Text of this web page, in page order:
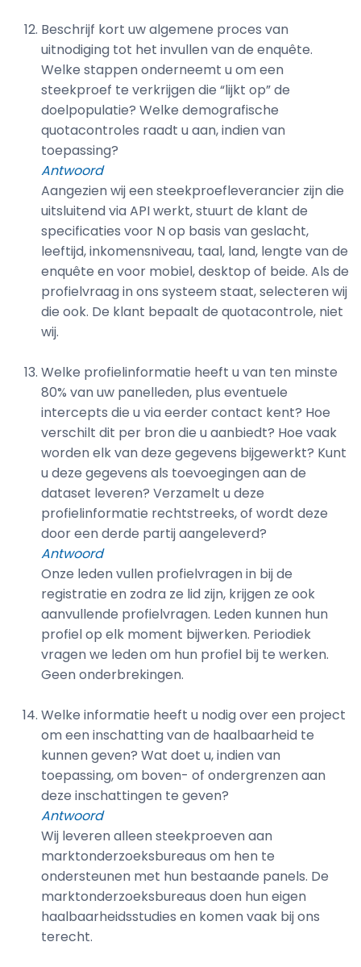
Beschrijf kort uw algemene proces van
uitnodiging tot het invullen van de enquête.
Welke stappen onderneemt u om een
steekproef te verkrijgen die “lijkt op” de
doelpopulatie? Welke demografische
quotacontroles raadt u aan, indien van
toepassing?
Antwoord
Aangezien wij een steekproefleverancier zijn die
uitsluitend via API werkt, stuurt de klant de
specificaties voor N op basis van geslacht,
leeftijd, inkomensniveau, taal, land, lengte van de
enquête en voor mobiel, desktop of beide. Als de
profielvraag in ons systeem staat, selecteren wij
die ook. De klant bepaalt de quotacontrole, niet
wij.
Welke profielinformatie heeft u van ten minste
80% van uw panelleden, plus eventuele
intercepts die u via eerder contact kent? Hoe
verschilt dit per bron die u aanbiedt? Hoe vaak
worden elk van deze gegevens bijgewerkt? Kunt
u deze gegevens als toevoegingen aan de
dataset leveren? Verzamelt u deze
profielinformatie rechtstreeks, of wordt deze
door een derde partij aangeleverd?
Antwoord
Onze leden vullen profielvragen in bij de
registratie en zodra ze lid zijn, krijgen ze ook
aanvullende profielvragen. Leden kunnen hun
profiel op elk moment bijwerken. Periodiek
vragen we leden om hun profiel bij te werken.
Geen onderbrekingen.
Welke informatie heeft u nodig over een project
om een inschatting van de haalbaarheid te
kunnen geven? Wat doet u, indien van
toepassing, om boven- of ondergrenzen aan
deze inschattingen te geven?
Antwoord
Wij leveren alleen steekproeven aan
marktonderzoeksbureaus om hen te
ondersteunen met hun bestaande panels. De
marktonderzoeksbureaus doen hun eigen
haalbaarheidsstudies en komen vaak bij ons
terecht.